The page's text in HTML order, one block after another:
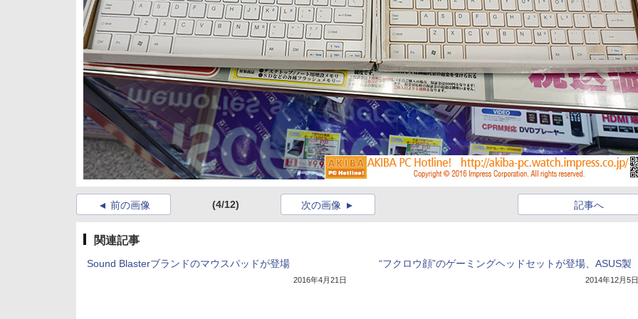
前の画像 (4/12) 記事へ
次の画像
関連記事
Sound Blasterブランドのマウスパッドが登場
2016年4月21日
“フクロウ顔”のゲーミングヘッドセットが登場、ASUS製
2014年12月5日